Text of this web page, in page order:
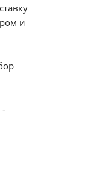
и
-